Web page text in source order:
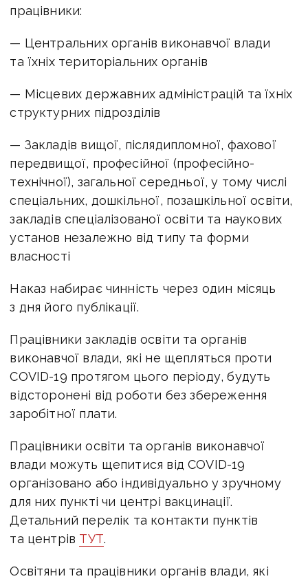
працівники:
— Центральних органів виконавчої влади
та їхніх територіальних органів
— Місцевих державних адміністрацій та їхніх
структурних підрозділів
— Закладів вищої, післядипломної, фахової
передвищої, професійної (професійно-
технічної), загальної середньої, у тому числі
спеціальних, дошкільної, позашкільної освіти,
закладів спеціалізованої освіти та наукових
установ незалежно від типу та форми
власності
Наказ набирає чинність через один місяць
з дня його публікації.
Працівники закладів освіти та органів
виконавчої влади, які не щепляться проти
COVID-19 протягом цього періоду, будуть
відсторонені від роботи без збереження
заробітної плати.
Працівники освіти та органів виконавчої
влади можуть щепитися від COVID-19
організовано або індивідуально у зручному
для них пункті чи центрі вакцинації.
Детальний перелік та контакти пунктів
та центрів ТУТ.
Освітяни та працівники органів влади, які